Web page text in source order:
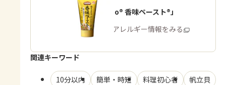
「Cook Do® 香味ペースト®」
商品・アレルギー情報をみる
関連キーワード
10分以内 簡単・時短 料理初心者
帆立貝